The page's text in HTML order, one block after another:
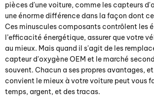
pièces d'une voiture, comme les capteurs
une énorme différence dans la façon dont
Ces minuscules composants contrôlent les
l’efficacité énergétique, assurer que votre
au mieux. Mais quand il s'agit de les
capteur d'oxygène OEM et le marché
souvent. Chacun a ses propres avantages,
convient le mieux à votre voiture peut vous
temps, argent, et des tracas.